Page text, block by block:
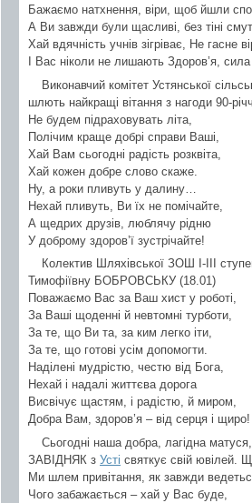
Бажаємо натхнення, віри, щоб йшли
А Ви завжди були щасливі, без тіні
Хай вдячність учнів зігріває, Не гасне
І Вас ніколи не лишають Здоров’я,
Виконавчий комітет Устянської
шлють найкращі вітання з нагоди 90-
Не будем підраховувать літа,
Полічим краще добрі справи Ваші,
Хай Вам сьогодні радість розквіта,
Хай кожен добре слово скаже.
Ну, а роки пливуть у далину…
Нехай пливуть, Ви їх не помічайте,
А щедрих друзів, люблячу рідню
У доброму здоров’ї зустрічайте!
Колектив Шляхівської ЗОШ І-ІІІ
Тимофіївну БОБРОВСЬКУ (18.01)
Поважаємо Вас за Ваш хист у роботі,
За Ваші щоденні й невтомні турботи,
За те, що Ви та, за ким легко іти,
За те, що готові усім допомогти.
Наділені мудрістю, честю від Бога,
Нехай і надалі життєва дорога
Висвічує щастям, і радістю, й миром,
Добра Вам, здоров’я – від серця і щиро!
Сьогодні наша добра, лагідна
ЗАВІДНЯК з Усті святкує свій ювілей.
Ми шлем привітання, як завжди
Чого забажається – хай у Вас буде,